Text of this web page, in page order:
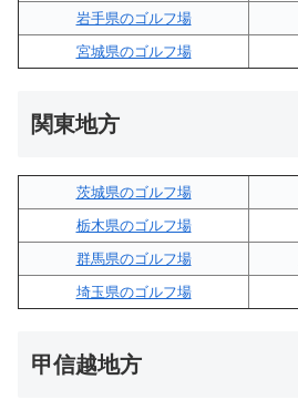
岩手県のゴルフ場
宮城県のゴルフ場
関東地方
茨城県のゴルフ場
栃木県のゴルフ場
群馬県のゴルフ場
埼玉県のゴルフ場
甲信越地方